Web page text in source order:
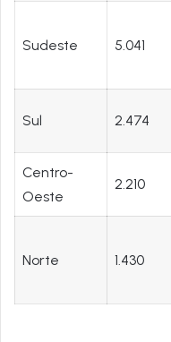
Sudeste 5.041
Sul 2.474
Centro-
Oeste
2.210
Norte 1.430